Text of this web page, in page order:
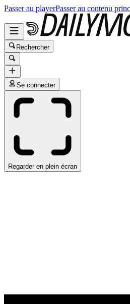
Passer au playerPasser au contenu
Rechercher
Se connecter
Regarder en plein écran